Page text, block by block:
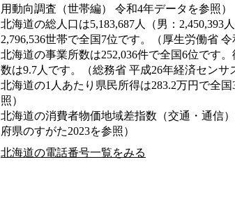
用動向調査（世帯編） 令和4年データを参照）
北海道の総人口は5,183,687人（男：2,450,393
2,796,536世帯で全国7位です。（厚生労働省
北海道の事業所数は252,036件で全国6位です
数は9.7人です。（総務省 平成26年経済センサ
北海道の1人あたり県民所得は283.2万円で全
照）
北海道の消費者物価地域差指数（交通・通信
府県のすがた2023を参照）
北海道の電話番号一覧をみる